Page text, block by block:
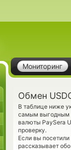
Мониторинг
Обмен
В таблице ниже
самым выгодным
валюты PaySera
проверку.
Если вы
рассказывает